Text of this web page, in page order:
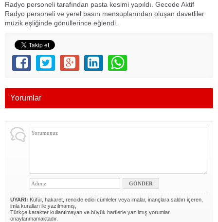
Radyo personeli tarafından pasta kesimi yapıldı. Gecede Aktif
Radyo personeli ve yerel basın mensuplarından oluşan davetliler
müzik eşliğinde gönüllerince eğlendi.
Yorumlar
UYARI: Küfür, hakaret, rencide edici cümleler veya imalar, inançlara saldırı içeren,
imla kuralları ile yazılmamış,
Türkçe karakter kullanılmayan ve büyük harflerle yazılmış yorumlar
onaylanmamaktadır.